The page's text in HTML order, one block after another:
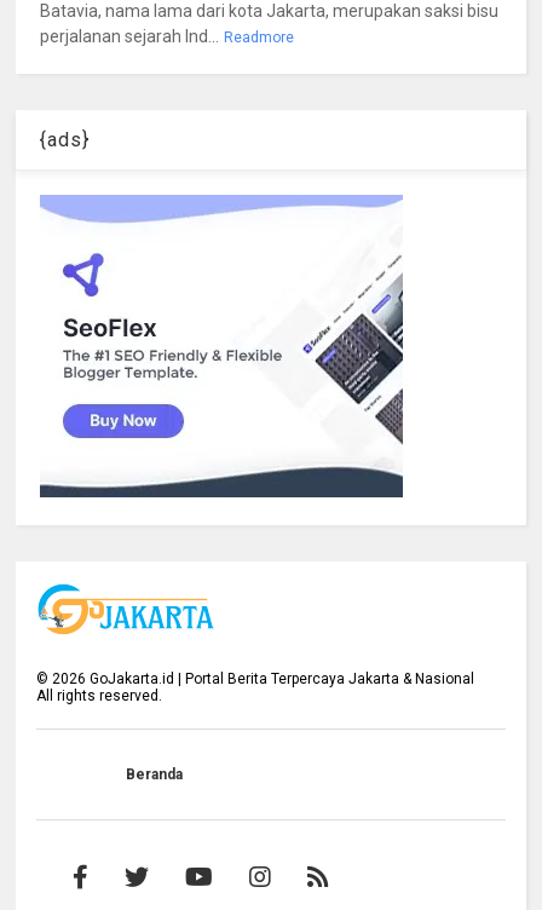
Batavia, nama lama dari kota Jakarta, merupakan saksi bisu
perjalanan sejarah Ind... Readmore
{ads}
©2026 GoJakarta.id | Portal Berita Terpercaya Jakarta & Nasional
All rights reserved.
Beranda